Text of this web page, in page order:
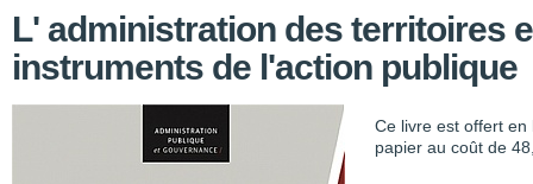
L' administration des territoires
instruments de l'action publique
Ce livre est offert en
papier au coût de